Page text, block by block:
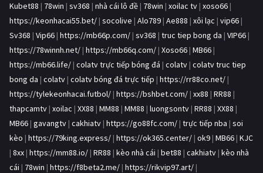
Kubet88 | 78win | sv368 | nhà cái lô đề | 78win | xoilac tv | xoso66 |
https://keonhacai55.bet/ | socolive | Alo789 | Ae888 | xôi lạc | vip66 |
Sv368 | Vip66 | https://mb66p.com/ | sv368 | truc tiep bong da | VIP66 |
https://78winnh.net/ | https://mb66q.com/ | Xoso66 | MB66 |
https://mb66.life/ | colatv trực tiếp bóng đá | colatv | colatv truc tiep
bong da | colatv | colatv bóng đá trực tiếp | https://rr88co.net/ |
https://tylekeonhacai.futbol/ | https://bshbet.com/ | xx88 | RR88 |
thapcamtv | xoilac | XX88 | MM88 | MM88 | luongsontv | RR88 | XX88 |
MB66 | gavangtv | cakhiatv | https://go88fc.com/ | trực tiếp nba | soi
kèo | https://79king.express/ | https://ok365.center/ | ok9 | MB66 | KJC
| 8xx | https://mm88.io/ | RR88 | kèo nhà cái | bet88 | cakhiatv | kèo nhà
cái | 78win | https://f8beta2.me/ | https://rikvip97.art/ |